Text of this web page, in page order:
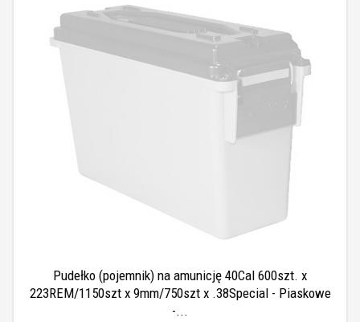
Pudełko (pojemnik) na amunicję 40Cal 600szt. x
223REM/1150szt x 9mm/750szt x .38Special - Piaskowe
-...